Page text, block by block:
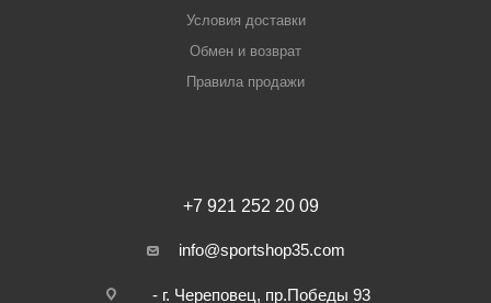
Условия доставки
Обмен и возврат
Правила продажи
+7 921 252 20 09
info@sportshop35.com
- г. Череповец, пр.Победы 93